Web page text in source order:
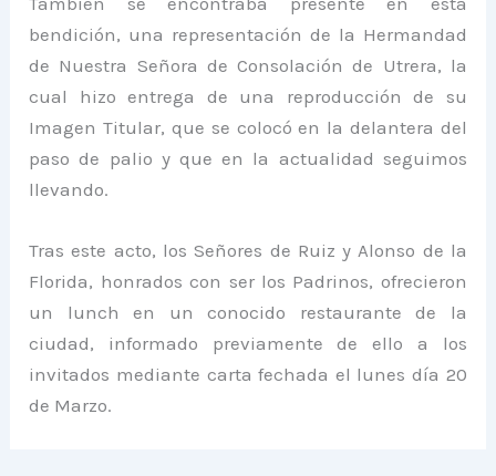
bendición, una representación de la Hermandad
de Nuestra Señora de Consolación de Utrera, la
cual hizo entrega de una reproducción de su
Imagen Titular, que se colocó en la delantera del
paso de palio y que en la actualidad seguimos
llevando.
Tras este acto, los Señores de Ruiz y Alonso de la
Florida, honrados con ser los Padrinos, ofrecieron
un lunch en un conocido restaurante de la
ciudad, informado previamente de ello a los
invitados mediante carta fechada el lunes día 20
de Marzo.